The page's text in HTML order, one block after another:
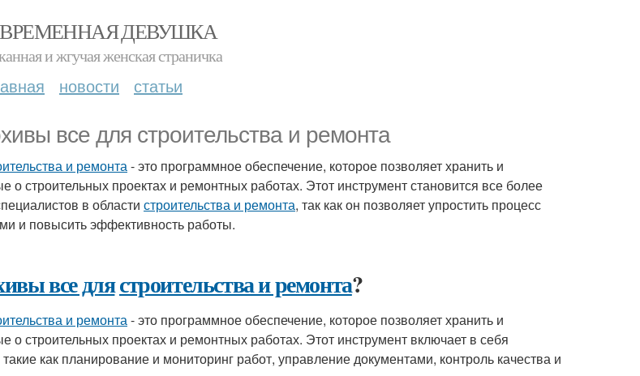
ДЕВУШКА
и жгучая женская страничка
новости статьи
все для строительства и ремонта
и ремонта- это программное обеспечение, которое позволяет хранить и
о строительных проектах и ремонтных работах. Этот инструмент становится все более
в области строительства и ремонта, так как он позволяет упростить процесс
и повысить эффективность работы.
все длястроительства и ремонта?
и ремонта- это программное обеспечение, которое позволяет хранить и
о строительных проектах и ремонтных работах. Этот инструмент включает в себя
как планирование и мониторинг работ, управление документами, контроль качества и